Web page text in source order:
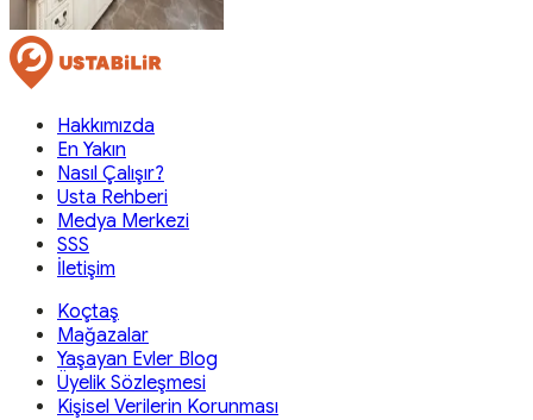
Hakkımızda
En Yakın
Nasıl Çalışır?
Usta Rehberi
Medya Merkezi
SSS
İletişim
Koçtaş
Mağazalar
Yaşayan Evler Blog
Üyelik Sözleşmesi
Kişisel Verilerin Korunması